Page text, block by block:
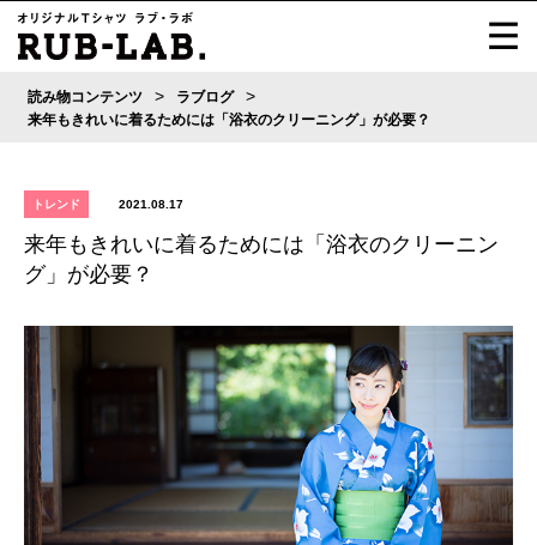
読み物コンテンツ > ラブログ >
来年もきれいに着るためには「浴衣のクリーニング」が必要？
トレンド 2021.08.17
来年もきれいに着るためには「浴衣のクリーニン
グ」が必要？